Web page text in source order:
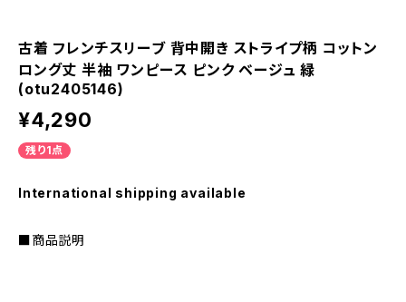
古着 フレンチスリーブ 背中開き ストライプ柄 コットン
ロング丈 半袖 ワンピース ピンク ベージュ 緑
(otu2405146)
¥4,290
残り1点
International shipping available
■商品説明